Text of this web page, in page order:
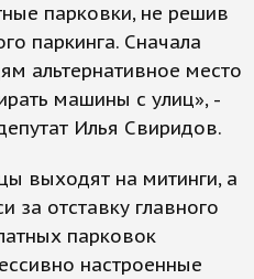
парковки, не решив
паркинга. Сначала
альтернативное место
машины с улиц», -
Илья Свиридов.
выходят на митинги, а
за отставку главного
парковок
настроенные